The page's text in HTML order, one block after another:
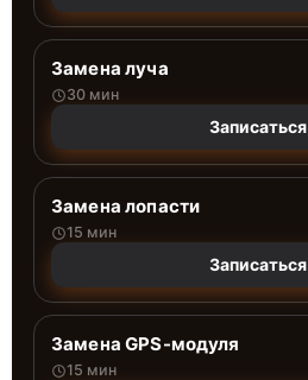
Замена луча
30 мин
Записаться
Замена лопасти
15 мин
Записаться
Замена GPS-модуля
15 мин